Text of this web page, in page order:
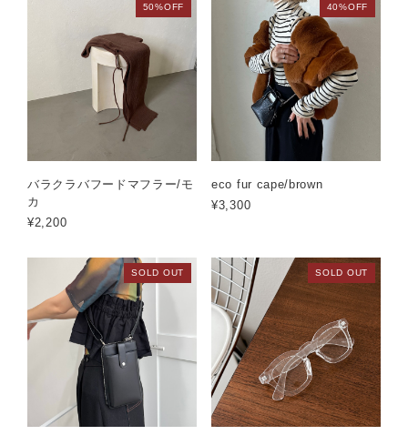
50%OFF
バラクラバフードマフラー/モ
カ
¥2,200
40%OFF
eco fur cape/brown
¥3,300
SOLD OUT SOLD OUT